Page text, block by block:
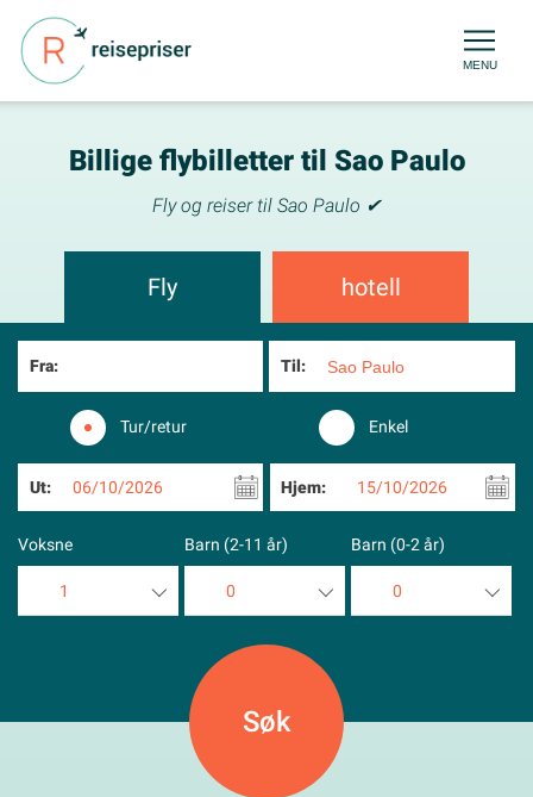
MENU
Billige flybilletter til Sao Paulo
Fly og reiser til Sao Paulo ✔
Fly hotell
Fra: Til:
Tur/retur Enkel
Ut: 06/10/2026 Hjem: 15/10/2026
Voksne
1
Barn (2-11 år)
0
5
Barn (0-2 år)
0